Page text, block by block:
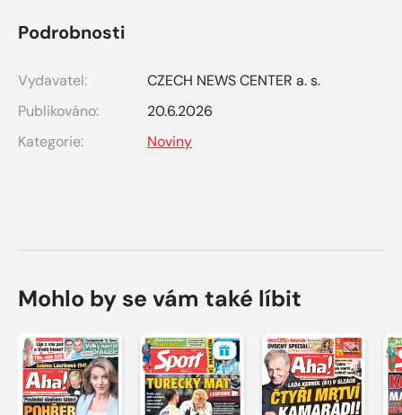
Podrobnosti
Vydavatel:
CZECH NEWS CENTER a. s.
Publikováno:
20.6.2026
Kategorie:
Noviny
Mohlo by se vám také líbit